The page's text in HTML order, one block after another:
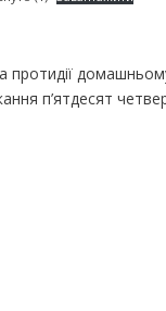
протидії
п’ятдесят